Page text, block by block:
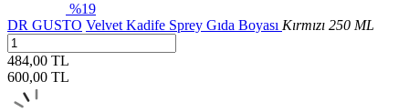
%19
DR GUSTO Velvet Kadife Sprey Gıda Boyası Kırmızı 250 ML
484,00 TL
600,00 TL